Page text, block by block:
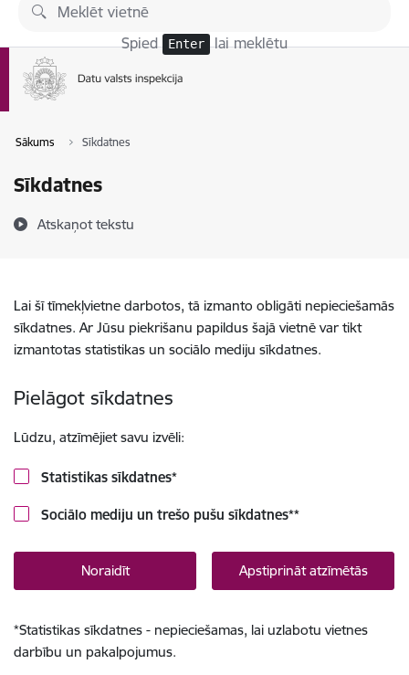
Pāriet uz lapas saturu
Spied Enter lai meklētu
Sākums Sīkdatnes
Sīkdatnes
Atskaņot tekstu
Lai šī tīmekļvietne darbotos, tā izmanto obligāti nepieciešamās
sīkdatnes. Ar Jūsu piekrišanu papildus šajā vietnē var tikt
izmantotas statistikas un sociālo mediju sīkdatnes.
Pielāgot sīkdatnes
Lūdzu, atzīmējiet savu izvēli:
Statistikas sīkdatnes*
Sociālo mediju un trešo pušu sīkdatnes**
Noraidīt Apstiprināt atzīmētās
*Statistikas sīkdatnes - nepieciešamas, lai uzlabotu vietnes
darbību un pakalpojumus.